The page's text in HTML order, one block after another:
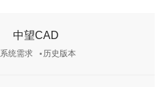
中望CAD
系统需求 历史版本